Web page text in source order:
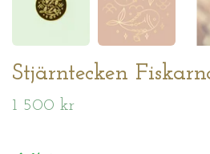
Stjärntecken
1 500 kr